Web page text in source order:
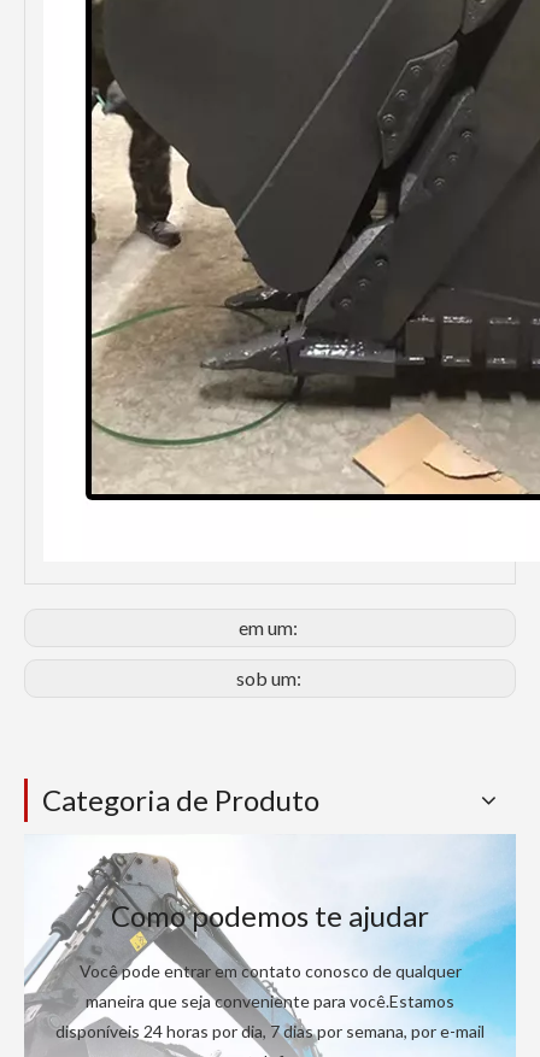
em um:
sob um:
Categoria de Produto
Como podemos te ajudar
Você pode entrar em contato conosco de qualquer
maneira que seja conveniente para você.Estamos
disponíveis 24 horas por dia, 7 dias por semana, por e-mail